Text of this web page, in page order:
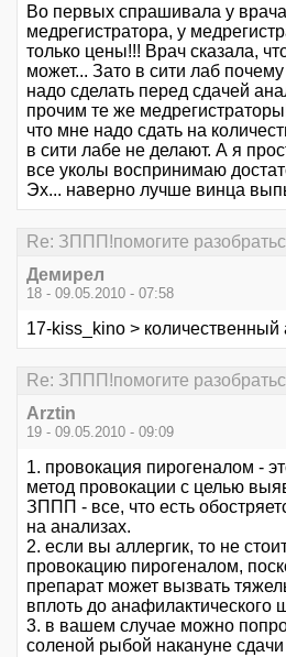
Во первых спрашивала у
медрегистратора, у
только цены!!! Врач сказала,
может... Зато в сити лаб
надо сделать перед сдачей
прочим те же
что мне надо сдать на
в сити лабе не делают. А я
все уколы воспринимаю
Эх... наверно лучше винца
Re: ЗППП!помогите
Демирел
18 - 09.05.2010 - 07:58
17-kiss_kino > количественный
Re: ЗППП!помогите
Arztin
19 - 09.05.2010 - 09:09
1. провокация пирогеналом -
метод провокации с целью
ЗППП - все, что есть
на анализах.
2. если вы аллергик, то не
провокацию пирогеналом,
препарат может вызвать
вплоть до анафилактического
3. в вашем случае можно
соленой рыбой накануне